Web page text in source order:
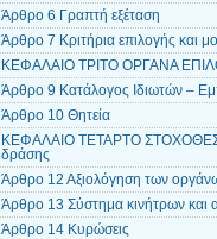
Άρθρο 6 Γραπτή εξέταση
Άρθρο 7 Κριτήρια επιλογής και
ΚΕΦΑΛΑΙΟ ΤΡΙΤΟ ΟΡΓΑΝΑ
Άρθρο 9 Κατάλογος Ιδιωτών –
Άρθρο 10 Θητεία
ΚΕΦΑΛΑΙΟ ΤΕΤΑΡΤΟ
δράσης
Άρθρο 12 Αξιολόγηση των
Άρθρο 13 Σύστημα κινήτρων και
Άρθρο 14 Κυρώσεις